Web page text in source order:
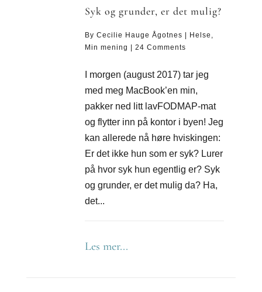
Syk og grunder, er det mulig?
By Cecilie Hauge Ågotnes Helse ,
Min mening
24 Comments
I morgen (august 2017) tar jeg
med meg MacBook’en min,
pakker ned litt lavFODMAP-mat
og flytter inn på kontor i byen! Jeg
kan allerede nå høre hviskingen:
Er det ikke hun som er syk? Lurer
på hvor syk hun egentlig er? Syk
og grunder, er det mulig da? Ha,
det...
Les mer...